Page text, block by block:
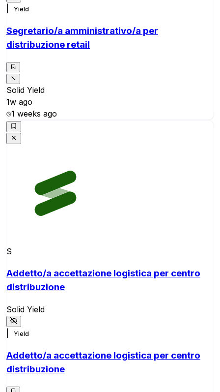
Yield
Segretario/a amministrativo/a per
distribuzione retail
Solid Yield
1w ago
1 weeks ago
S
Addetto/a accettazione logistica per centro
distribuzione
Solid Yield
Yield
Addetto/a accettazione logistica per centro
distribuzione